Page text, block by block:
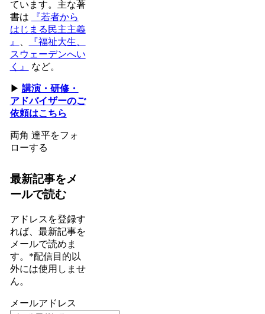
ています。主な著
書は
『若者から
はじまる民主主義
』
、
『福祉大生、
スウェーデンへい
く』
など。
▶ 講演・研修・
アドバイザーのご
依頼はこちら
両角 達平をフォ
ローする
最新記事をメ
ールで読む
アドレスを登録す
れば、最新記事を
メールで読めま
す。*配信目的以
外には使用しませ
ん。
メールアドレス